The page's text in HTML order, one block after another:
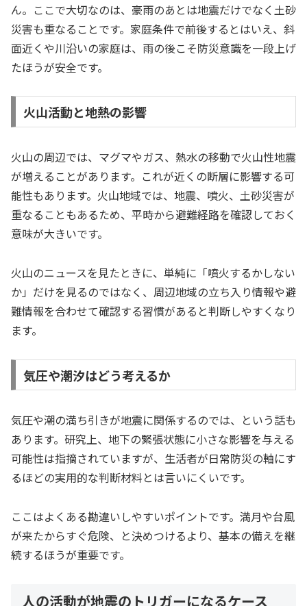
ん。ここで大切なのは、豪雨のあとは地震だけでなく土砂
災害も重なることです。家庭条件で前後するとはいえ、斜
面近くや川沿いの家庭は、雨の後こそ防災意識を一段上げ
たほうが安全です。
火山活動と地熱の影響
火山の周辺では、マグマやガス、熱水の移動で火山性地震
が増えることがあります。これが近くの断層に影響する可
能性もあります。火山地域では、地震、噴火、土砂災害が
重なることもあるため、平時から避難経路を確認しておく
意味が大きいです。
火山のニュースを見たときに、単純に「噴火するかしない
か」だけを見るのではなく、周辺地域の立ち入り情報や避
難情報を合わせて確認する習慣があると判断しやすくなり
ます。
気圧や潮汐はどう考えるか
気圧や潮の満ち引きが地震に関係するのでは、という話も
あります。研究上、地下の緊張状態に小さな影響を与える
可能性は指摘されていますが、生活者が日常防災の軸にす
るほどの実用的な判断材料とは言いにくいです。
ここはよくある勘違いしやすいポイントです。満月や台風
が来たからすぐ危険、と決めつけるより、基本の備えを継
続するほうが重要です。
人の活動が地震のトリガーになるケース